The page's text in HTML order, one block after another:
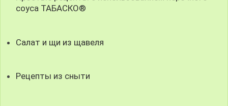
соуса ТАБАСКО®
Салат и щи из щавеля
Рецепты из сныти